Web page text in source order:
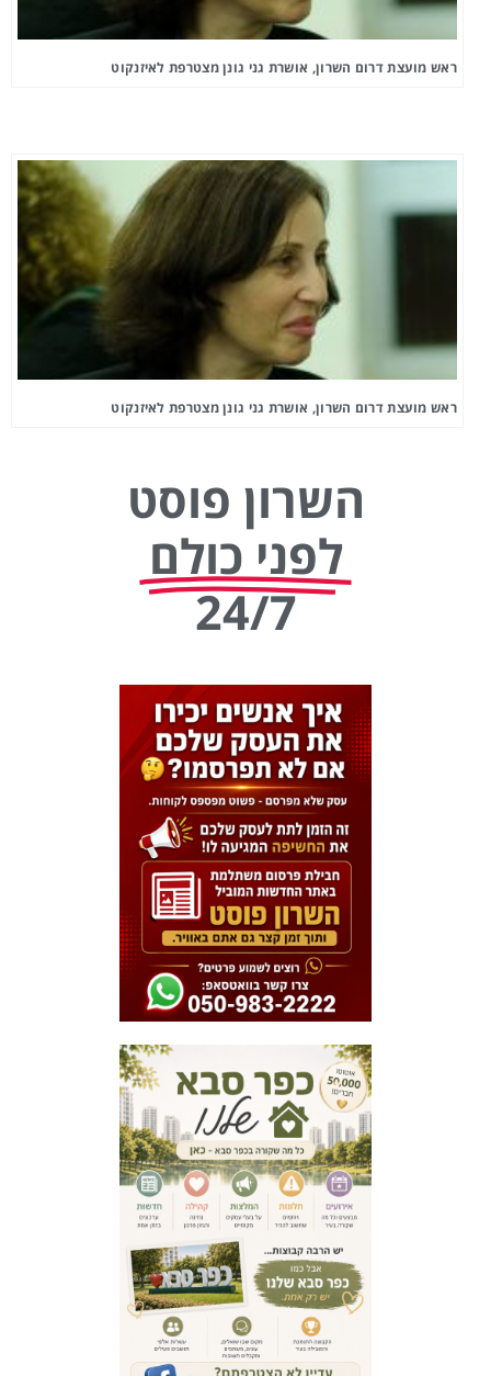
ראש מועצת דרום השרון, אושרת גני גונן מצטרפת לאיזנקוט
ראש מועצת דרום השרון, אושרת גני גונן מצטרפת לאיזנקוט
השרון פוסט
לפני כולם
24/7